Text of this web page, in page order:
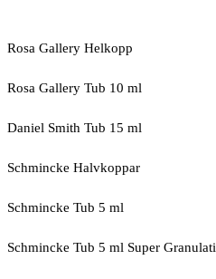
Rosa Gallery Helkopp
Rosa Gallery Tub 10 ml
Daniel Smith Tub 15 ml
Schmincke Halvkoppar
Schmincke Tub 5 ml
Schmincke Tub 5 ml Super